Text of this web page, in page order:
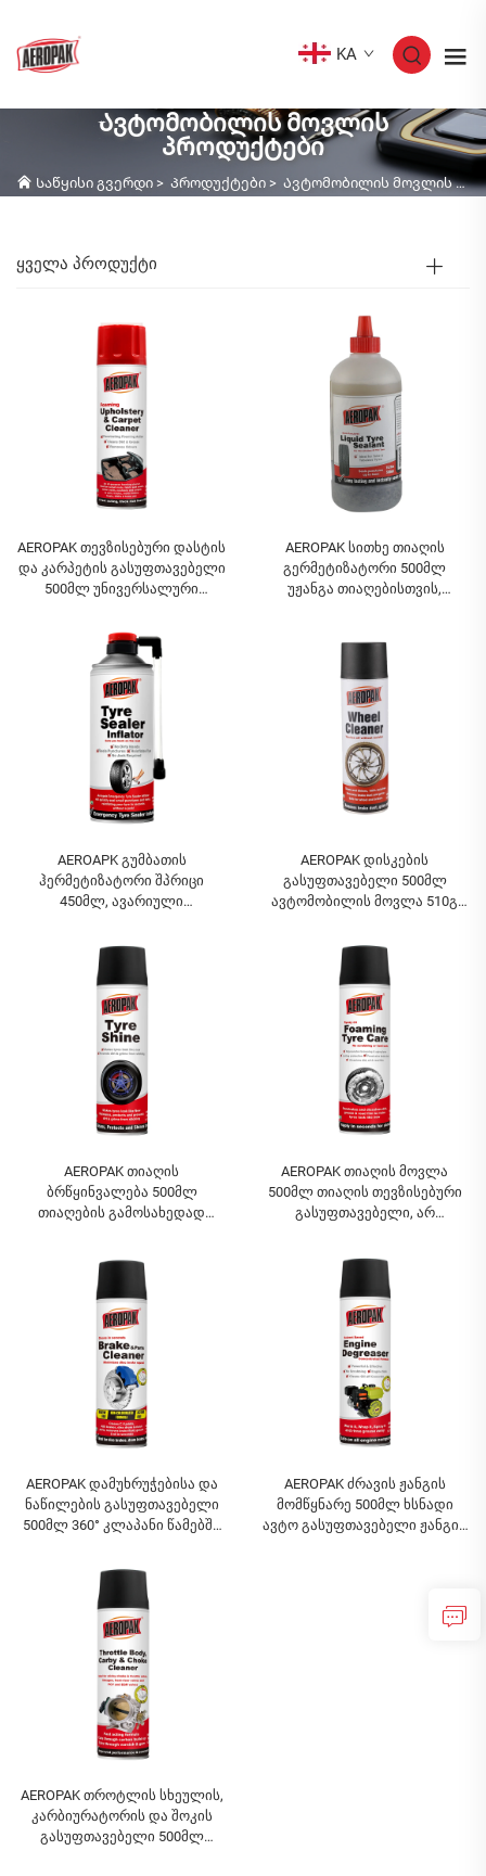
KA
Ავტომობილის მოვლის
პროდუქტები
Საწყისი გვერდი > Პროდუქტები > Ავტომობილის მოვლის პროდუქტები
ᲧᲕᲔᲚᲐ ᲞᲠᲝᲓᲣᲥᲢᲘ
AEROPAK თევზისებური დასტის
და კარპეტის გასუფთავებელი
500მლ უნივერსალური
AEROPAK სითხე თიაღის
გერმეტიზატორი 500მლ
უჟანგა თიაღებისთვის,
AEROAPK გუმბათის
ჰერმეტიზატორი შპრიცი
450მლ, ავარიული
შესავსებად და
გასაფართოებლად,
უკამერიანი გუმბათებისთვის
AEROPAK დისკების
გასუფთავებელი 500მლ
ავტომობილის მოვლა 510გ
დისკებისთვის
AEROPAK თიაღის
ბრწყინვალება 500მლ
თიაღების გამოსახედად
AEROPAK თიაღის მოვლა
500მლ თიაღის თევზისებური
გასუფთავებელი, არ
დამატებით შრომას
AEROPAK დამუხრუჭებისა და
ნაწილების გასუფთავებელი
500მლ 360° კლაპანი წამებში
AEROPAK ძრავის ჟანგის
მომწყნარე 500მლ ხსნადი
ავტო გასუფთავებელი ჟანგის
AEROPAK თროტლის სხეულის,
კარბიურატორის და შოკის
გასუფთავებელი 500მლ